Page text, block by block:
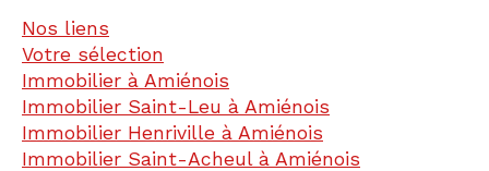
Nos liens
Votre sélection
Immobilier à Amiénois
Immobilier Saint-Leu à Amiénois
Immobilier Henriville à Amiénois
Immobilier Saint-Acheul à Amiénois